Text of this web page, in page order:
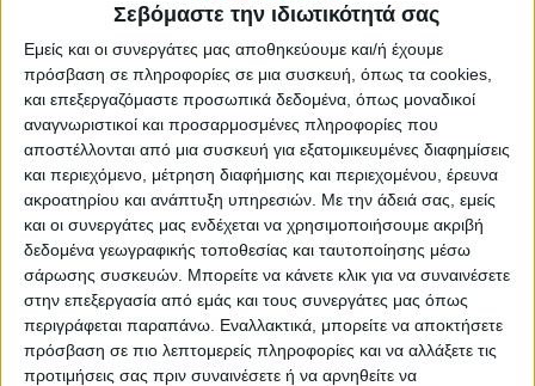
Σεβόμαστε την ιδιωτικότητά σας
Εμείς και οι συνεργάτες μας αποθηκεύουμε και/ή έχουμε
πρόσβαση σε πληροφορίες σε μια συσκευή, όπως τα cookies,
και επεξεργαζόμαστε προσωπικά δεδομένα, όπως μοναδικοί
αναγνωριστικοί και προσαρμοσμένες πληροφορίες που
αποστέλλονται από μια συσκευή για εξατομικευμένες διαφημίσεις
και περιεχόμενο, μέτρηση διαφήμισης και περιεχομένου, έρευνα
ακροατηρίου και ανάπτυξη υπηρεσιών. Με την άδειά σας, εμείς
και οι συνεργάτες μας ενδέχεται να χρησιμοποιήσουμε ακριβή
δεδομένα γεωγραφικής τοποθεσίας και ταυτοποίησης μέσω
σάρωσης συσκευών. Μπορείτε να κάνετε κλικ για να συναινέσετε
στην επεξεργασία από εμάς και τους συνεργάτες μας όπως
περιγράφεται παραπάνω. Εναλλακτικά, μπορείτε να αποκτήσετε
πρόσβαση σε πιο λεπτομερείς πληροφορίες και να αλλάξετε τις
προτιμήσεις σας πριν συναινέσετε ή να αρνηθείτε να
την μετακίνηση.
Τα αιγοπρόβατα παραμένουν εντός των
σταυλικών εγκαταστάσεων στον τόπο
προορισμού για τουλάχιστον 30 ημέρες
μετά την μετακίνηση. Κατά το διάστημα
αυτό πραγματοποιείται από επίσημους
κτηνιάτρους κλινική επιτήρηση στα ζώα.
Μετά την άφιξή τους, η διαχείριση των
αιγοπροβάτων γίνεται σύμφωνα με τους
όρους και τις προϋποθέσεις που ισχύουν για